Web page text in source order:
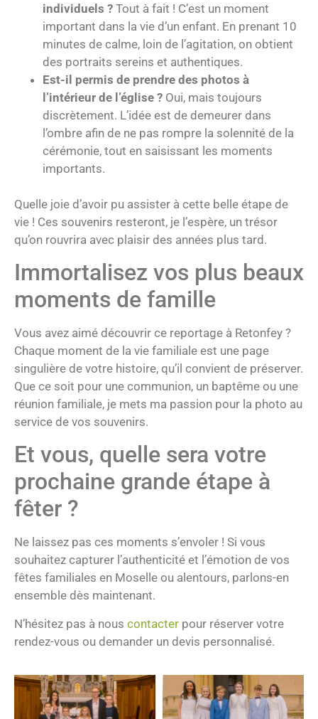
individuels ? Tout à fait ! C’est un moment
important dans la vie d’un enfant. En prenant 10
minutes de calme, loin de l’agitation, on obtient
des portraits sereins et authentiques.
Est-il permis de prendre des photos à
l’intérieur de l’église ? Oui, mais toujours
discrètement. L’idée est de demeurer dans
l’ombre afin de ne pas rompre la solennité de la
cérémonie, tout en saisissant les moments
importants.
Quelle joie d’avoir pu assister à cette belle étape de
vie ! Ces souvenirs resteront, je l’espère, un trésor
qu’on rouvrira avec plaisir des années plus tard.
Immortalisez vos plus beaux
moments de famille
Vous avez aimé découvrir ce reportage à Retonfey ?
Chaque moment de la vie familiale est une page
singulière de votre histoire, qu’il convient de préserver.
Que ce soit pour une communion, un baptême ou une
réunion familiale, je mets ma passion pour la photo au
service de vos souvenirs.
Et vous, quelle sera votre
prochaine grande étape à
fêter ?
Ne laissez pas ces moments s’envoler ! Si vous
souhaitez capturer l’authenticité et l’émotion de vos
fêtes familiales en Moselle ou alentours, parlons-en
ensemble dès maintenant.
N’hésitez pas à nous contacter pour réserver votre
rendez-vous ou demander un devis personnalisé.